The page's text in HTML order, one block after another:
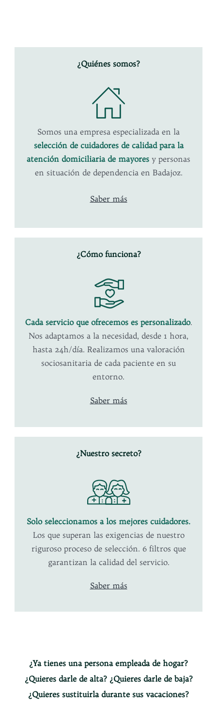
¿Quiénes somos?
Somos una empresa especializada en la
selección de cuidadores de calidad para la
atención domiciliaria de mayores y personas
en situación de dependencia en Badajoz.
Saber más
¿Cómo funciona?
Cada servicio que ofrecemos es personalizado.
Nos adaptamos a la necesidad, desde 1 hora,
hasta 24h/día. Realizamos una valoración
sociosanitaria de cada paciente en su
entorno.
Saber más
¿Nuestro secreto?
Solo seleccionamos a los mejores cuidadores.
Los que superan las exigencias de nuestro
riguroso proceso de selección. 6 filtros que
garantizan la calidad del servicio.
Saber más
¿Ya tienes una persona empleada de hogar?
¿Quieres darle de alta? ¿Quieres darle de baja?
¿Quieres sustituirla durante sus vacaciones?